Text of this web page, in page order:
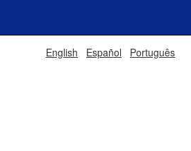
English Español Português